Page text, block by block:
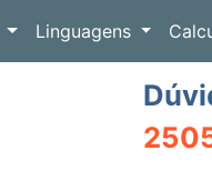
Linguagens